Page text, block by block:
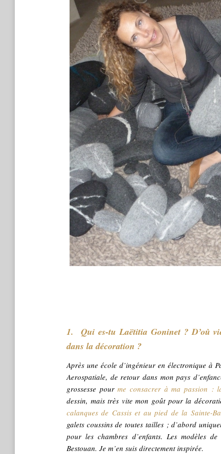
1. Qui es-tu Laëtitia Goninet ? D’où
dans la décoration ?
Après une école d’ingénieur en électronique à
Aerospatiale, de retour dans mon pays
grossesse pourme consacrer à ma passion :
dessin, mais très vite mon goût pour la
calanques de Cassis et au pied de la Sainte-
galets coussins de toutes tailles ; d’abord
pour les chambres d’enfants. Les modèles
Bestouan. Je m’en suis directement inspirée.